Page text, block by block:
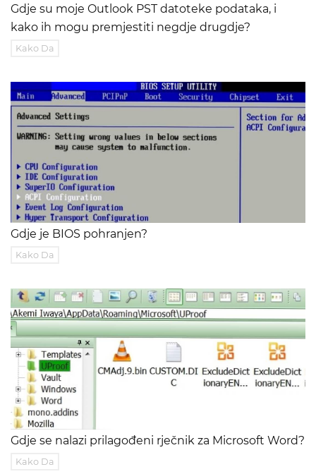
Gdje su moje Outlook PST datoteke podataka, i
kako ih mogu premjestiti negdje drugdje?
Kako Da
Gdje je BIOS pohranjen?
Kako Da
Gdje se nalazi prilagođeni rječnik za Microsoft Word?
Kako Da